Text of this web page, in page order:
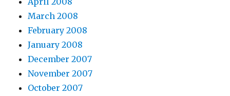
March 2008
February 2008
January 2008
December 2007
November 2007
October 2007